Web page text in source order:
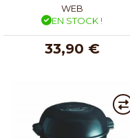
WEB
EN STOCK !
33,90 €